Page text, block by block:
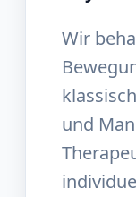
Wir
und